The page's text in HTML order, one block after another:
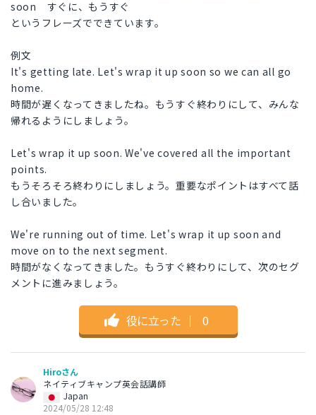
soon すぐに、もうすぐ
というフレーズでできています。
例文
It's getting late. Let's wrap it up soon so we can all go
home.
時間が遅くなってきましたね。もうすぐ終わりにして、みんな
帰れるようにしましょう。
Let's wrap it up soon. We've covered all the important
points.
もうそろそろ終わりにしましょう。重要なポイントはすべて話
し合いました。
We're running out of time. Let's wrap it up soon and
move on to the next segment.
時間がなくなってきました。もうすぐ終わりにして、次のセグ
メントに進みましょう。
役に立った ｜ 0
Hiroさん
ネイティブキャンプ英会話講師
Japan
2024/05/28 12:48